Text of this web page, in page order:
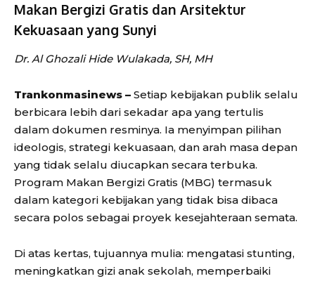
Makan Bergizi Gratis dan Arsitektur
Kekuasaan yang Sunyi
Dr. Al Ghozali Hide Wulakada, SH, MH
Trankonmasinews – Setiap kebijakan publik selalu
berbicara lebih dari sekadar apa yang tertulis
dalam dokumen resminya. Ia menyimpan pilihan
ideologis, strategi kekuasaan, dan arah masa depan
yang tidak selalu diucapkan secara terbuka.
Program Makan Bergizi Gratis (MBG) termasuk
dalam kategori kebijakan yang tidak bisa dibaca
secara polos sebagai proyek kesejahteraan semata.
Di atas kertas, tujuannya mulia: mengatasi stunting,
meningkatkan gizi anak sekolah, memperbaiki